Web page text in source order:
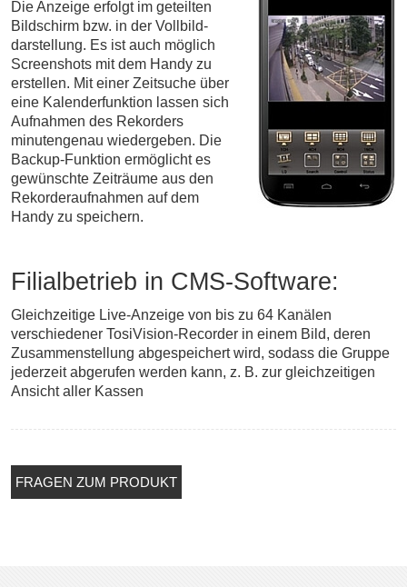
Die Anzeige erfolgt im geteilten
Bild­schirm bzw. in der Vollbild­
darstellung. Es ist auch möglich
Screen­shots mit dem Handy zu
erstellen. Mit einer Zeitsuche über
eine Kalenderfunktion lassen sich
Auf­nahmen des Rekor­ders
minuten­genau wieder­geben. Die
Backup-Funktion ermög­licht es
gewünschte Zeit­räume aus den
Rekorder­aufnahmen auf dem
Handy zu speichern.
Filialbetrieb in CMS-Software:
Gleichzeitige Live-Anzeige von bis zu 64 Kanälen
verschiedener TosiVision-Recorder in einem Bild, deren
Zusammenstellung abgespeichert wird, sodass die Gruppe
jederzeit abgerufen werden kann, z. B. zur gleichzeitigen
Ansicht aller Kassen
FRAGEN ZUM PRODUKT